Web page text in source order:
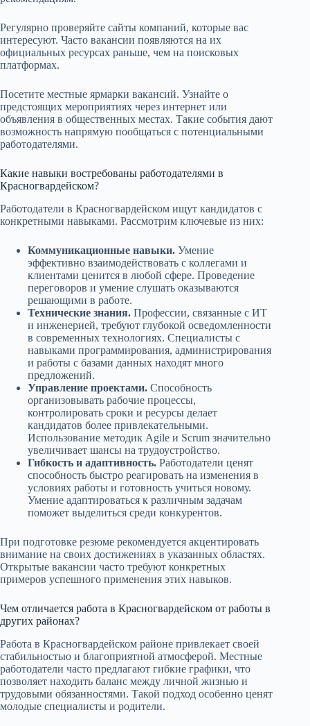
Регулярно проверяйте сайты компаний, которые вас
интересуют. Часто вакансии появляются на их
официальных ресурсах раньше, чем на поисковых
платформах.
Посетите местные ярмарки вакансий. Узнайте о
предстоящих мероприятиях через интернет или
объявления в общественных местах. Такие события дают
возможность напрямую пообщаться с потенциальными
работодателями.
Какие навыки востребованы работодателями в
Красногвардейском?
Работодатели в Красногвардейском ищут кандидатов с
конкретными навыками. Рассмотрим ключевые из них:
Коммуникационные навыки. Умение
эффективно взаимодействовать с коллегами и
клиентами ценится в любой сфере. Проведение
переговоров и умение слушать оказываются
решающими в работе.
Технические знания. Профессии, связанные с ИТ
и инженерией, требуют глубокой осведомленности
в современных технологиях. Специалисты с
навыками программирования, администрирования
и работы с базами данных находят много
предложений.
Управление проектами. Способность
организовывать рабочие процессы,
контролировать сроки и ресурсы делает
кандидатов более привлекательными.
Использование методик Agile и Scrum значительно
увеличивает шансы на трудоустройство.
Гибкость и адаптивность. Работодатели ценят
способность быстро реагировать на изменения в
условиях работы и готовность учиться новому.
Умение адаптироваться к различным задачам
поможет выделиться среди конкурентов.
При подготовке резюме рекомендуется акцентировать
внимание на своих достижениях в указанных областях.
Открытые вакансии часто требуют конкретных
примеров успешного применения этих навыков.
Чем отличается работа в Красногвардейском от работы в
других районах?
Работа в Красногвардейском районе привлекает своей
стабильностью и благоприятной атмосферой. Местные
работодатели часто предлагают гибкие графики, что
позволяет находить баланс между личной жизнью и
трудовыми обязанностями. Такой подход особенно ценят
молодые специалисты и родители.